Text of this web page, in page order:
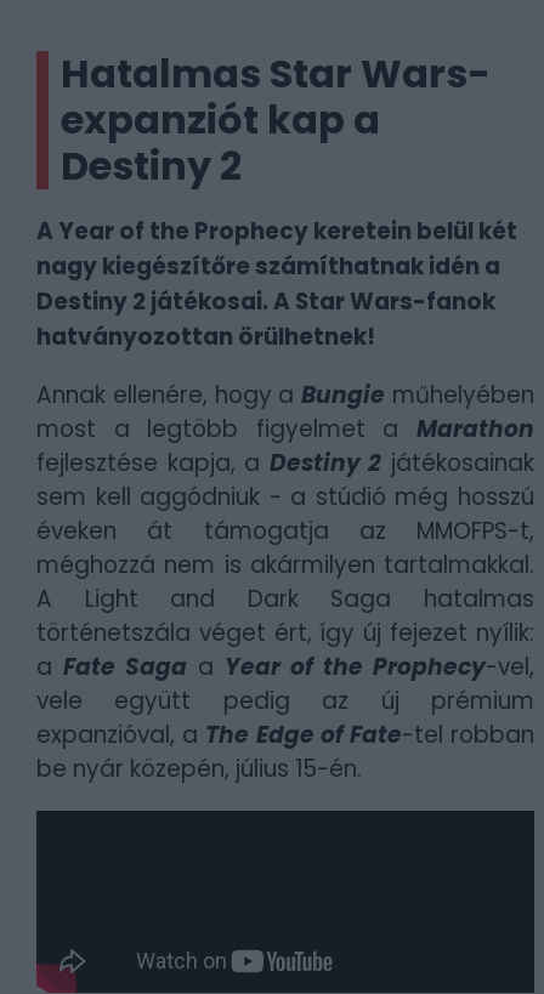
Hatalmas Star Wars-
expanziót kap a
Destiny 2
A Year of the Prophecy keretein belül két
nagy kiegészítőre számíthatnak idén a
Destiny 2 játékosai. A Star Wars-fanok
hatványozottan örülhetnek!
Annak ellenére, hogy aBungie műhelyében
most a legtöbb figyelmet a Marathon
fejlesztése kapja, a Destiny 2 játékosainak
sem kell aggódniuk - a stúdió még hosszú
éveken át támogatja az MMOFPS-t,
méghozzá nem is akármilyen tartalmakkal.
A Light and Dark Saga hatalmas
történetszála véget ért, így új fejezet nyílik:
a Fate Saga a Year of the Prophecy-vel,
vele együtt pedig az új prémium
expanzióval, a The Edge of Fate-tel robban
be nyár közepén, július 15-én.